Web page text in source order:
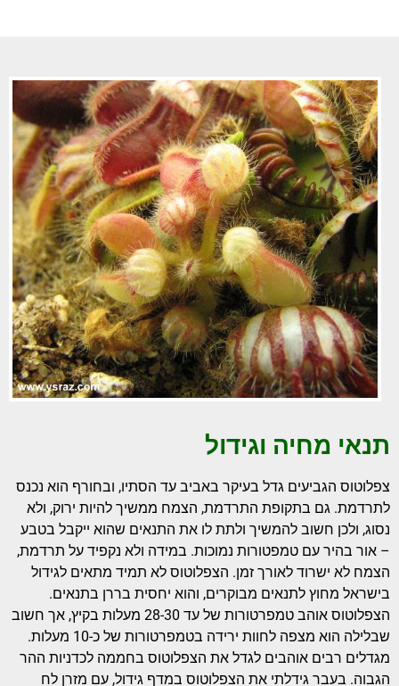
תנאי מחיה וגידול
צפלוטוס הגביעים גדל בעיקר באביב עד הסתיו, ובחורף הוא נכנס
לתרדמת. גם בתקופת התרדמת, הצמח ממשיך להיות ירוק, ולא
נסוג, ולכן חשוב להמשיך ולתת לו את התנאים שהוא ייקבל בטבע
– אור בהיר עם טמפטורות נמוכות. במידה ולא נקפיד על תרדמת,
הצמח לא ישרוד לאורך זמן. הצפלוטוס לא תמיד מתאים לגידול
בישראל מחוץ לתנאים מבוקרים, והוא יחסית בררן בתנאים.
הצפלוטוס אוהב טמפרטורות של עד 28-30 מעלות בקיץ, אך חשוב
שבלילה הוא מצפה לחוות ירידה בטמפרטורות של כ-10 מעלות.
מגדלים רבים אוהבים לגדל את הצפלוטוס בחממה לכדניות ההר
הגבוה. בעבר גידלתי את הצפלוטוס במדף גידול, עם מזרן לח